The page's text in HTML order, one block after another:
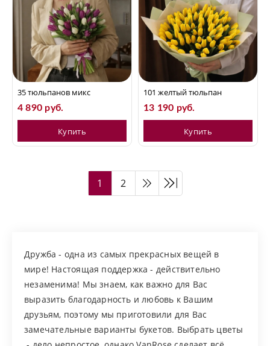
35 тюльпанов микс
4 890 руб.
Купить
101 желтый тюльпан
13 190 руб.
Купить
1 2
Дружба - одна из самых прекрасных вещей в
мире! Настоящая поддержка - действительно
незаменима! Мы знаем, как важно для Вас
выразить благодарность и любовь к Вашим
друзьям, поэтому мы приготовили для Вас
замечательные варианты букетов. Выбрать цветы